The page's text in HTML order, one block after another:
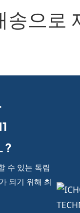
송으로
?
수 있는 독립
되기 위해 최